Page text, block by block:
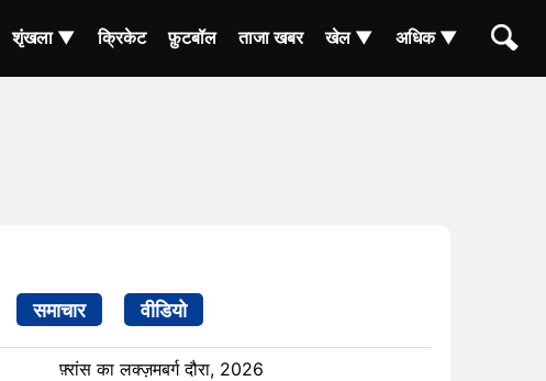
शृंखला ▼ क्रिकेट फ़ुटबॉल ताजा खबर खेल ▼ अधिक ▼
समाचार वीडियो
फ़्रांस का लक्ज़मबर्ग दौरा, 2026